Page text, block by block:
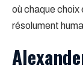
où chaque
résolument